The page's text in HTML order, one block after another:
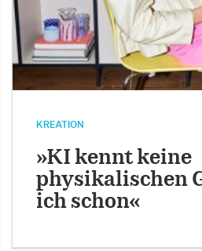
KREATION
»KI kennt keine
physikalischen
ich schon«